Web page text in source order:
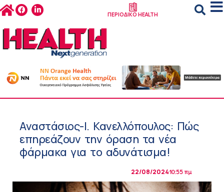
ΠΕΡΙΟΔΙΚΟ HEALTH
Αναστάσιος-Ι. Κανελλόπουλος: Πώς
επηρεάζουν την όραση τα νέα
φάρμακα για το αδυνάτισμα!
22/08/202410:55 πμ